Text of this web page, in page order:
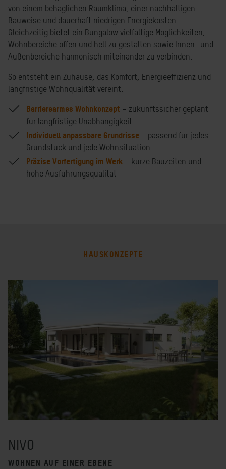
von einem behaglichen Raumklima, einer nachhaltigen
Bauweise und dauerhaft niedrigen Energiekosten.
Gleichzeitig bietet ein Bungalow vielfältige Möglichkeiten,
Wohnbereiche offen und hell zu gestalten sowie Innen- und
Außenbereiche harmonisch miteinander zu verbinden.
So entsteht ein Zuhause, das Komfort, Energieeffizienz und
langfristige Wohnqualität vereint.
Barrierearmes Wohnkonzept – zukunftssicher geplant
für langfristige Unabhängigkeit
Individuell anpassbare Grundrisse – passend für jedes
Grundstück und jede Wohnsituation
Präzise Vorfertigung im Werk – kurze Bauzeiten und
hohe Ausführungsqualität
HAUSKONZEPTE
NIVO
WOHNEN AUF EINER EBENE